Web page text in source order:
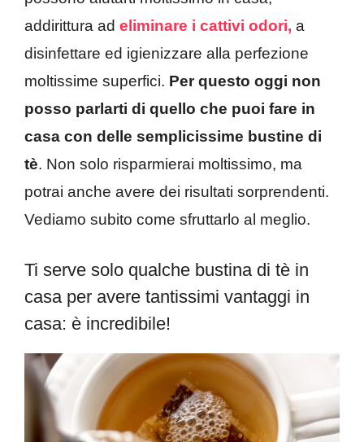
addirittura ad eliminare i cattivi odori, a
disinfettare ed igienizzare alla perfezione
moltissime superfici. Per questo oggi non
posso parlarti di quello che puoi fare in
casa con delle semplicissime bustine di
tè. Non solo risparmierai moltissimo, ma
potrai anche avere dei risultati sorprendenti.
Vediamo subito come sfruttarlo al meglio.
Ti serve solo qualche bustina di tè in
casa per avere tantissimi vantaggi in
casa: è incredibile!